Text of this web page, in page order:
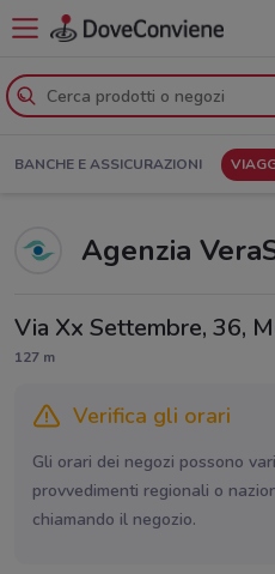
BANCHE E ASSICURAZIONI
Agenzia
Via Xx Settembre, 36,
127 m
Verifica gli orari
Gli orari dei negozi possono
provvedimenti regionali o
chiamando il negozio.